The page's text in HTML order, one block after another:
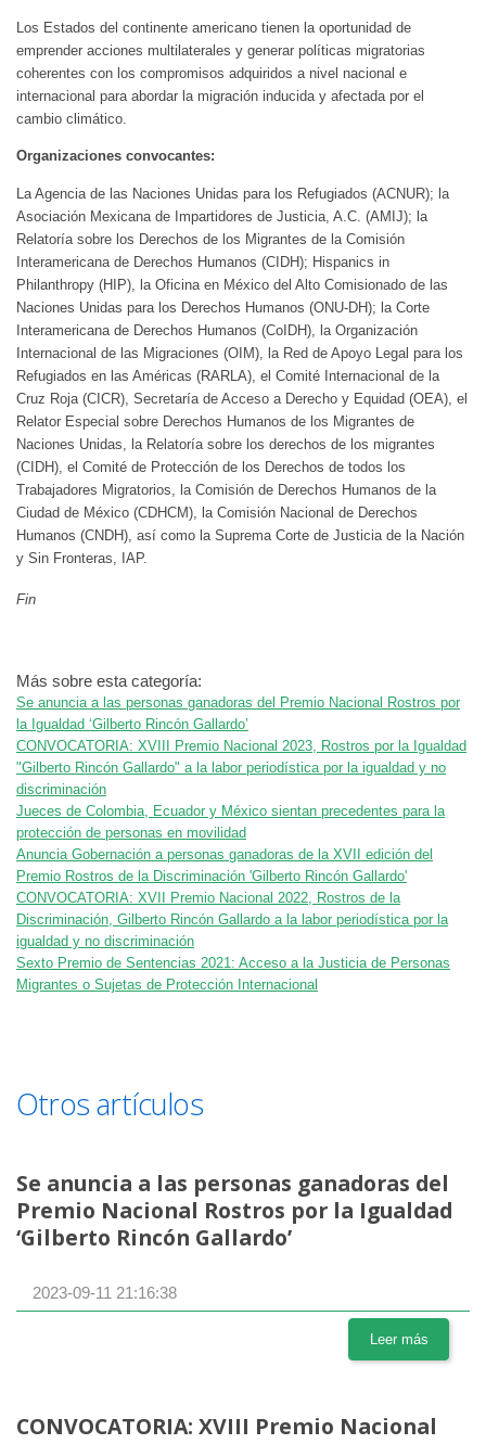
Los Estados del continente americano tienen la oportunidad de
emprender acciones multilaterales y generar políticas migratorias
coherentes con los compromisos adquiridos a nivel nacional e
internacional para abordar la migración inducida y afectada por el
cambio climático.
Organizaciones convocantes:
La Agencia de las Naciones Unidas para los Refugiados (ACNUR); la
Asociación Mexicana de Impartidores de Justicia, A.C. (AMIJ); la
Relatoría sobre los Derechos de los Migrantes de la Comisión
Interamericana de Derechos Humanos (CIDH); Hispanics in
Philanthropy (HIP), la Oficina en México del Alto Comisionado de las
Naciones Unidas para los Derechos Humanos (ONU-DH); la Corte
Interamericana de Derechos Humanos (CoIDH), la Organización
Internacional de las Migraciones (OIM), la Red de Apoyo Legal para los
Refugiados en las Américas (RARLA), el Comité Internacional de la
Cruz Roja (CICR), Secretaría de Acceso a Derecho y Equidad (OEA), el
Relator Especial sobre Derechos Humanos de los Migrantes de
Naciones Unidas, la Relatoría sobre los derechos de los migrantes
(CIDH), el Comité de Protección de los Derechos de todos los
Trabajadores Migratorios, la Comisión de Derechos Humanos de la
Ciudad de México (CDHCM), la Comisión Nacional de Derechos
Humanos (CNDH), así como la Suprema Corte de Justicia de la Nación
y Sin Fronteras, IAP.
Fin
Más sobre esta categoría:
Se anuncia a las personas ganadoras del Premio Nacional Rostros por
la Igualdad ‘Gilberto Rincón Gallardo’
CONVOCATORIA: XVIII Premio Nacional 2023, Rostros por la Igualdad
"Gilberto Rincón Gallardo" a la labor periodística por la igualdad y no
discriminación
Jueces de Colombia, Ecuador y México sientan precedentes para la
protección de personas en movilidad
Anuncia Gobernación a personas ganadoras de la XVII edición del
Premio Rostros de la Discriminación 'Gilberto Rincón Gallardo'
CONVOCATORIA: XVII Premio Nacional 2022, Rostros de la
Discriminación, Gilberto Rincón Gallardo a la labor periodística por la
igualdad y no discriminación
Sexto Premio de Sentencias 2021: Acceso a la Justicia de Personas
Migrantes o Sujetas de Protección Internacional
Otros artículos
Se anuncia a las personas ganadoras del
Premio Nacional Rostros por la Igualdad
‘Gilberto Rincón Gallardo’
2023-09-11 21:16:38
Leer más
CONVOCATORIA: XVIII Premio Nacional